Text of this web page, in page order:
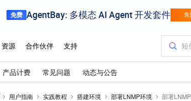
产品计费 常见问题 动态与公告
用户指南 实践教程 搭建环境 部署LNMP环境 部署